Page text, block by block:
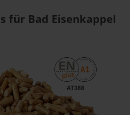
für Bad Eisenkappel
AT388